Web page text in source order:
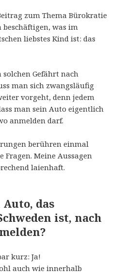
zum Thema Bürokratie
was im
liebstes Kind ist: das
Gefährt nach
man sich zwangsläufig
vorgeht, denn jedem
man sein Auto eigentlich
anmelden darf.
berühren einmal
Fragen. Meine Aussagen
laienhaft.
das
ist, nach
kurz: Ja!
auch wie innerhalb